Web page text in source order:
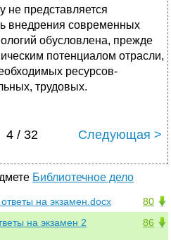
4 / 32 Следующая >
Библиотечное дело
80
на экзамен.docx
86
на экзамен 2